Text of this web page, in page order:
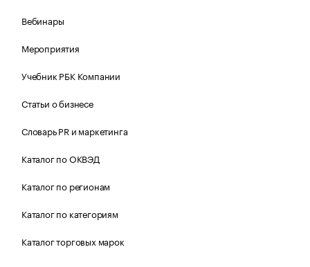
Вебинары
Мероприятия
Учебник РБК Компании
Статьи о бизнесе
Словарь PR и маркетинга
Каталог по ОКВЭД
Каталог по регионам
Каталог по категориям
Каталог торговых марок